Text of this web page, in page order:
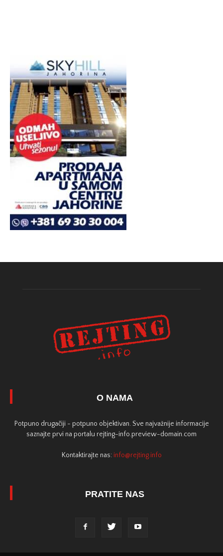
O NAMA
Potpuno drugačiji - potpuno objektivan. Sve najvažnije informacije
saznajte prvi na portalu rejting-info.preview-domain.com
Kontaktirajte nas: info@rejting.info
PRATITE NAS